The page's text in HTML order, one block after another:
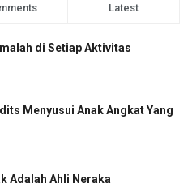
Latest
di Setiap Aktivitas
Menyusui Anak Angkat Yang
Adalah Ahli Neraka